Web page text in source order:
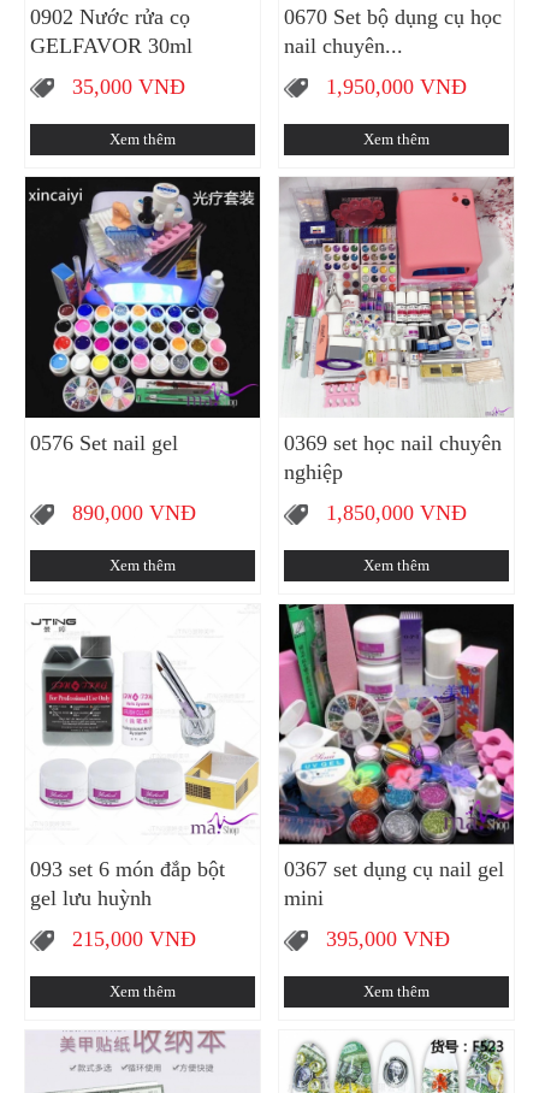
0902 Nước rửa cọ
GELFAVOR 30ml
35,000VNĐ
Xem thêm
0670 Set bộ dụng cụ học
nail chuyên...
1,950,000 VNĐ
Xem thêm
0576 Set nail gel
890,000VNĐ
Xem thêm
0369 set học nail chuyên
nghiệp
1,850,000 VNĐ
Xem thêm
093 set 6 món đắp bột
gel lưu huỳnh
215,000VNĐ
Xem thêm
0367 set dụng cụ nail gel
mini
395,000 VNĐ
Xem thêm